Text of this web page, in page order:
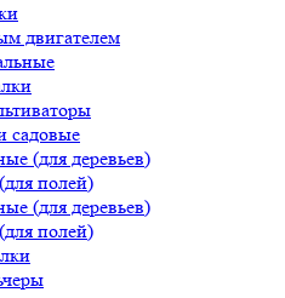
двигателем
садовые
(для деревьев)
полей)
(для деревьев)
полей)